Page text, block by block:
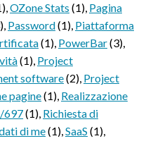
,OZone Stats (1), Pagina
, Password(1), Piattaforma
(1), PowerBar(3),
(1), Project
software(2), Project
pagine(1), Realizzazione
697(1), Richiesta di
di me(1),SaaS (1),